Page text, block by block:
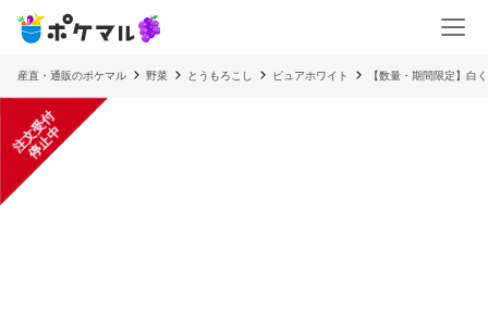
産直・通販のポケマル 野菜 とうもろこし ピュアホワイト 【数量・期間限定】白
注
文
受
付
停
止
中